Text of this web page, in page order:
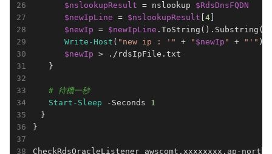
$nslookupResult = nslookup $RdsDnsFQDN
$newIpLine = $nslookupResult [4
$newIp = $newIpLine .ToString().Substring(
Write-Host ( "new ip : '" + " $newIp " + "'" )
$newIp > ./rdsIpFile.txt
}
# 待機一秒
Start-Sleep -Seconds 1
}
}
CheckRdsOracleListener awscomt.xxxxxxxx.ap-